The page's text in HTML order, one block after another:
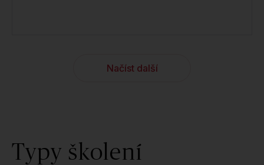
Načíst další
Typy školení